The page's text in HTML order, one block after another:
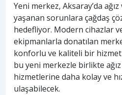
Yeni merkez, Aksaray’da ağız
yaşanan sorunlara çağdaş
hedefliyor. Modern cihazlar
ekipmanlarla donatılan
konforlu ve kaliteli bir hizmet
bu yeni merkezle birlikte ağız
hizmetlerine daha kolay ve
ulaşabilecek.